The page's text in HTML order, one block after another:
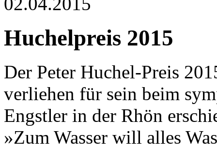
Huchelpreis 2015
Der Peter Huchel-Preis
verliehen für sein beim
Engstler in der Rhön
»Zum Wasser will alles